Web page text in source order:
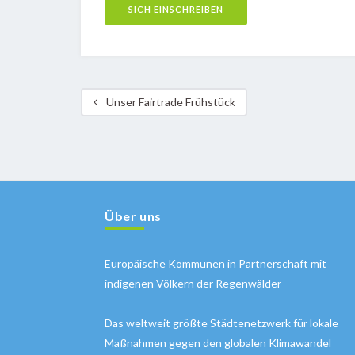
Unser Fairtrade Frühstück
Über uns
Europäische Kommunen in Partnerschaft mit
indigenen Völkern der Regenwälder
Das weltweit größte Städtenetzwerk für lokale
Maßnahmen gegen den globalen Klimawandel